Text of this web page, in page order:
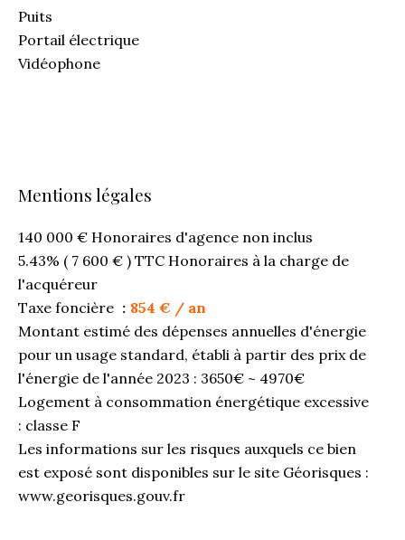
Puits
Portail électrique
Vidéophone
Mentions légales
140 000 € Honoraires d'agence non inclus
5.43% ( 7 600 € ) TTC Honoraires à la charge de
l'acquéreur
Taxe foncière
854 € / an
Montant estimé des dépenses annuelles d'énergie
pour un usage standard, établi à partir des prix de
l'énergie de l'année 2023 : 3650€ ~ 4970€
Logement à consommation énergétique excessive
: classe F
Les informations sur les risques auxquels ce bien
est exposé sont disponibles sur le site Géorisques :
www.georisques.gouv.fr